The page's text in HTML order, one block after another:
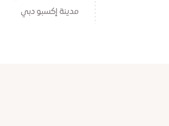
مدينة إكسبو دبي